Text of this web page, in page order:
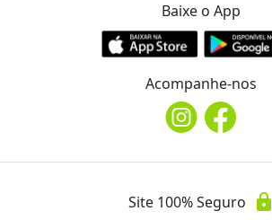
Baixe o App
Acompanhe-nos
Site 100% Seguro lock